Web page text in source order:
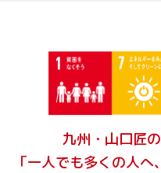
九州・山口匠
「一人でも多くの人